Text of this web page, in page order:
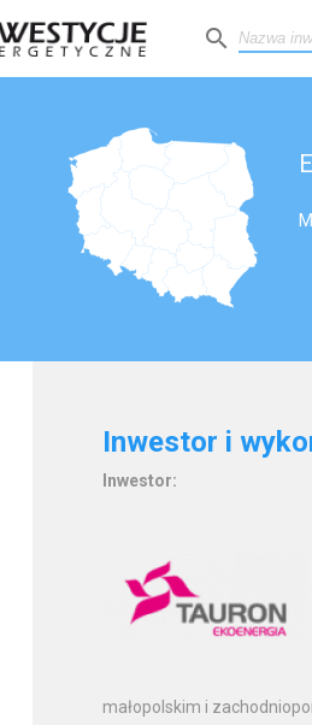
search
Inwestor i
Inwestor:
małopolskim i